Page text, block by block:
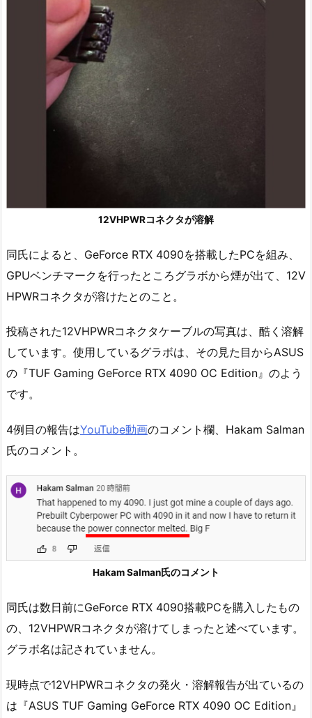
12VHPWRコネクタが溶解
同氏によると、GeForce RTX 4090を搭載したPCを組み、
GPUベンチマークを行ったところグラボから煙が出て、12V
HPWRコネクタが溶けたとのこと。
投稿された12VHPWRコネクタケーブルの写真は、酷く溶解
しています。使用しているグラボは、その見た目からASUS
の『TUF Gaming GeForce RTX 4090 OC Edition』のよう
です。
4例目の報告はYouTube動画のコメント欄、Hakam Salman
氏のコメント。
Hakam Salman氏のコメント
同氏は数日前にGeForce RTX 4090搭載PCを購入したもの
の、12VHPWRコネクタが溶けてしまったと述べています。
グラボ名は記されていません。
現時点で12VHPWRコネクタの発火・溶解報告が出ているの
は『ASUS TUF Gaming GeForce RTX 4090 OC Edition』